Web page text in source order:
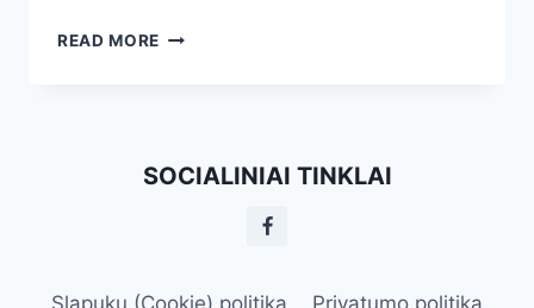
READ MORE KAIP
SOCIALINIAI TINKLAI